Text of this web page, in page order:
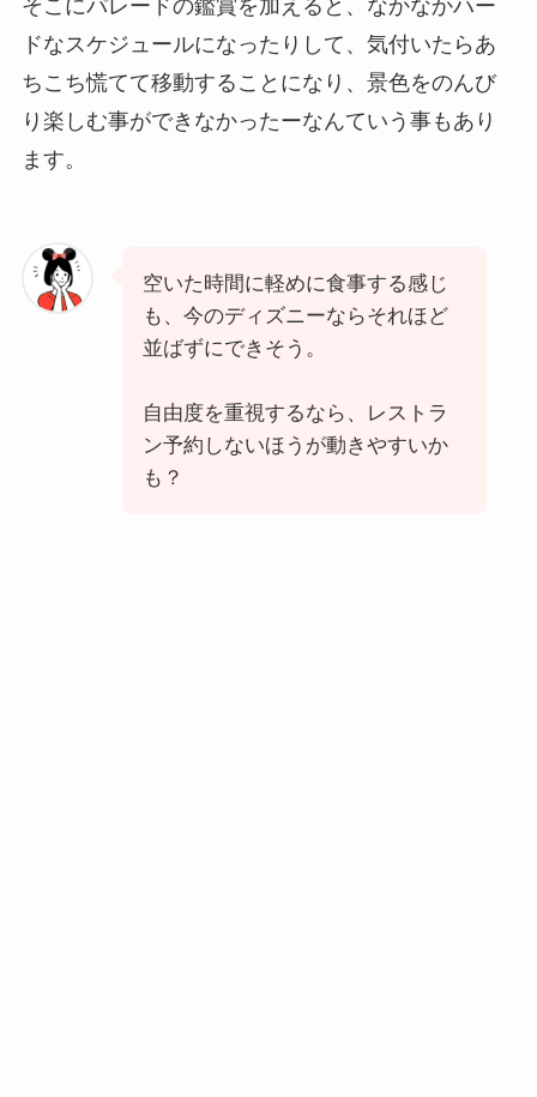
そこにパレードの鑑賞を加えると、なかなかハー
ドなスケジュールになったりして、気付いたらあ
ちこち慌てて移動することになり、景色をのんび
り楽しむ事ができなかったーなんていう事もあり
ます。
空いた時間に軽めに食事する感じ
も、今のディズニーならそれほど
並ばずにできそう。
自由度を重視するなら、レストラ
ン予約しないほうが動きやすいか
も？